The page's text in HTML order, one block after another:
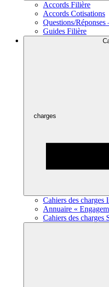
Accords Filière
Accords Cotisations
Questions/
Guides Filière
charges
Cahiers des charges
Annuaire «
Cahiers des charges